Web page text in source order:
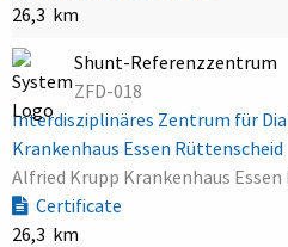
26,3 km
Shunt-Referenzzentrum
ZFD-018
Interdisziplinäres Zentrum für
Krankenhaus Essen Rüttenscheid
Alfried Krupp Krankenhaus Essen
Certificate
26,3 km